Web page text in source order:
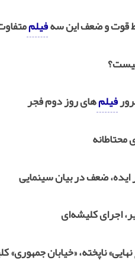
قوت و ضعف این سهفیلم
فیلم‌های روز دوم فجر
محتاطانه
ضعف در بیان سینمایی
اجرای کلیشه‌ای
نهایی» ناپخته، «خیابان